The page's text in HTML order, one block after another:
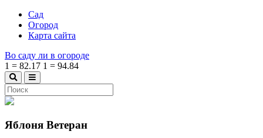
Сад
Огород
Карта сайта
Во саду ли в огороде
1 = 82.17 1 = 94.84
Яблоня Ветеран